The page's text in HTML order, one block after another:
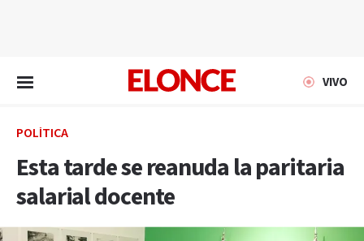
VIVO
POLÍTICA
Esta tarde se reanuda la paritaria
salarial docente